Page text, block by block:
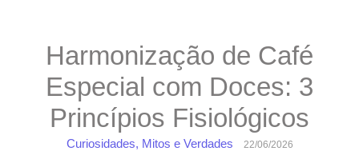
Harmonização de Café
Especial com Doces: 3
Princípios Fisiológicos
Curiosidades, Mitos e Verdades 22/06/2026